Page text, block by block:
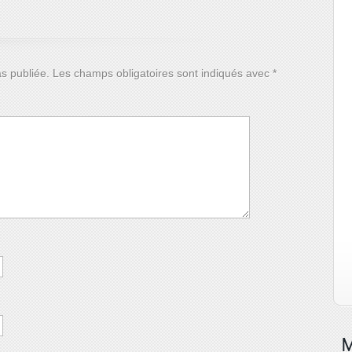
publiée. Les champs obligatoires sont indiqués avec *